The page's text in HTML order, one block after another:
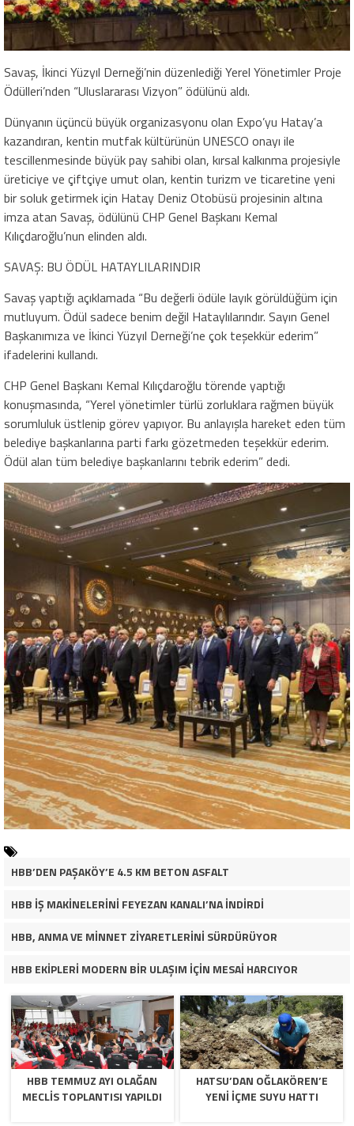
Savaş, İkinci Yüzyıl Derneği’nin düzenlediği Yerel Yönetimler Proje
Ödülleri’nden “Uluslararası Vizyon” ödülünü aldı.
Dünyanın üçüncü büyük organizasyonu olan Expo’yu Hatay’a
kazandıran, kentin mutfak kültürünün UNESCO onayı ile
tescillenmesinde büyük pay sahibi olan, kırsal kalkınma projesiyle
üreticiye ve çiftçiye umut olan, kentin turizm ve ticaretine yeni
bir soluk getirmek için Hatay Deniz Otobüsü projesinin altına
imza atan Savaş, ödülünü CHP Genel Başkanı Kemal
Kılıçdaroğlu’nun elinden aldı.
SAVAŞ: BU ÖDÜL HATAYLILARINDIR
Savaş yaptığı açıklamada “Bu değerli ödüle layık görüldüğüm için
mutluyum. Ödül sadece benim değil Hataylılarındır. Sayın Genel
Başkanımıza ve İkinci Yüzyıl Derneği’ne çok teşekkür ederim”
ifadelerini kullandı.
CHP Genel Başkanı Kemal Kılıçdaroğlu törende yaptığı
konuşmasında, “Yerel yönetimler türlü zorluklara rağmen büyük
sorumluluk üstlenip görev yapıyor. Bu anlayışla hareket eden tüm
belediye başkanlarına parti farkı gözetmeden teşekkür ederim.
Ödül alan tüm belediye başkanlarını tebrik ederim” dedi.
HBB’DEN PAŞAKÖY’E 4.5 KM BETON ASFALT
HBB İŞ MAKİNELERİNİ FEYEZAN KANALI’NA İNDİRDİ
HBB, ANMA VE MİNNET ZİYARETLERİNİ SÜRDÜRÜYOR
HBB EKİPLERİ MODERN BİR ULAŞIM İÇİN MESAİ HARCIYOR
HBB TEMMUZ AYI OLAĞAN
MECLİS TOPLANTISI YAPILDI
HATSU’DAN OĞLAKÖREN’E
YENİ İÇME SUYU HATTI